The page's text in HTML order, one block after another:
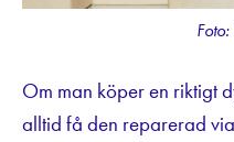
Om man köper en riktigt
alltid få den reparerad